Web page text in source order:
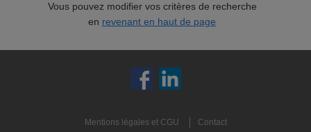
Vous pouvez modifier vos critères de recherche
en revenant en haut de page
Mentions légales et CGU
Contact